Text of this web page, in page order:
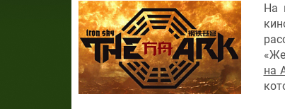
На
на